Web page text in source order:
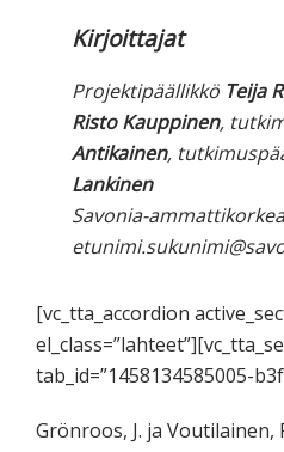
Kirjoittajat
Projektipäällikkö Teija
Risto Kauppinen,
Antikainen,
Lankinen
Savonia-
[vc_tta_accordion
tab_id=”1458134585005-
Grönroos, J. ja Voutilainen,